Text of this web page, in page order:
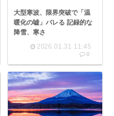
大型寒波、限界突破で「温
暖化の嘘」バレる 記録的な
降雪、寒さ
2026.01.31 11:45
0